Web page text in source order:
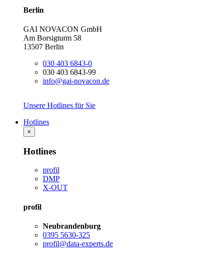
Berlin
GAI NOVACON GmbH
Am Borsigturm 58
13507 Berlin
030 403 6843-0
030 403 6843-99
info@gai-novacon.de
Unsere Hotlines für Sie
Hotlines
×
Hotlines
profil
DMP
X-OUT
profil
Neubrandenburg
0395 5630-325
profil@data-experts.de